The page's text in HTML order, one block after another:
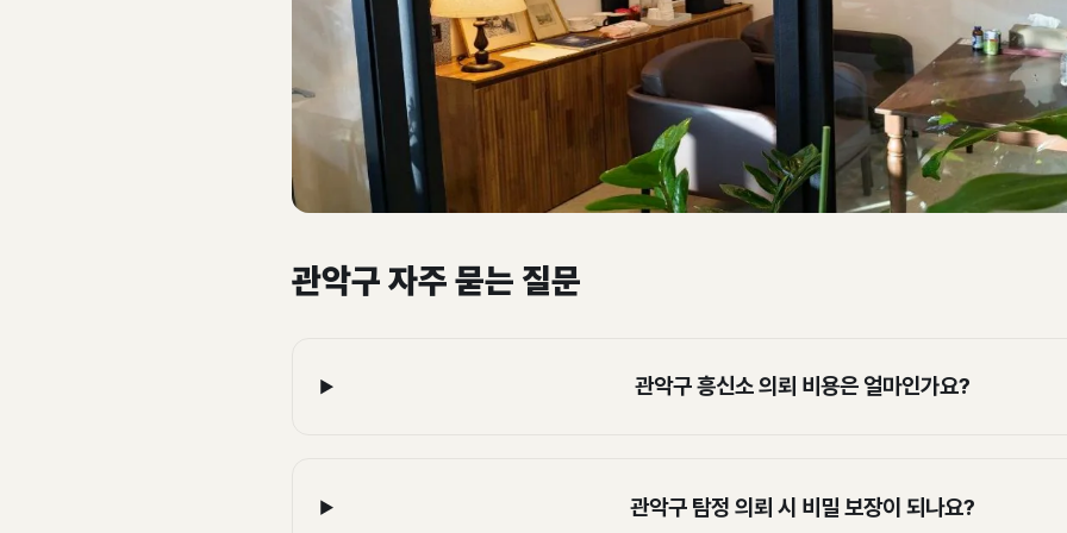
관악구 자주 묻는 질문
관악구 흥신소 의뢰 비용은 얼마인가요?
관악구 탐정 의뢰 시 비밀 보장이 되나요?